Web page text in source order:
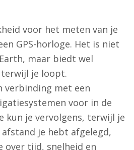
voor het meten van je
GPS-horloge. Het is niet
maar biedt wel
je loopt.
verbinding met een
voor in de
kun je vervolgens, terwijl je
je hebt afgelegd,
over tijd, snelheid en